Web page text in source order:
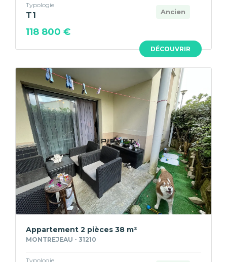
DÉCOUVRIR
Ancien
Typologie
T1
118 800 €
Appartement 2 pièces 38 m²
MONTREJEAU - 31210
Typologie